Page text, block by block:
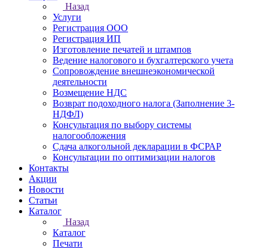
Назад
Услуги
Регистрация ООО
Регистрация ИП
Изготовление печатей и штампов
Ведение налогового и бухгалтерского учета
Сопровождение внешнеэкономической
деятельности
Возмещение НДС
Возврат подоходного налога (Заполнение 3-
НДФЛ)
Консультация по выбору системы
налогообложения
Сдача алкогольной декларации в ФСРАР
Консультации по оптимизации налогов
Контакты
Акции
Новости
Статьи
Каталог
Назад
Каталог
Печати